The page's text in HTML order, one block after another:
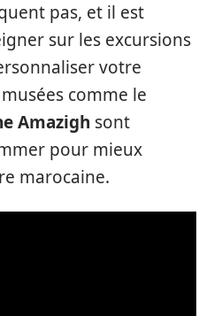
pas, et il est
sur les excursions
votre
comme le
Amazigh sont
pour mieux
marocaine.